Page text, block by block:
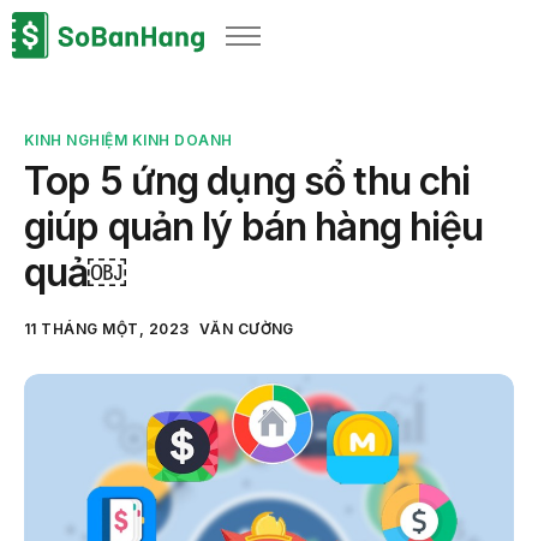
Sản phẩm
Bảng giá
Blog
Thông tin thuế
Về chúng tôi
KINH NGHIỆM KINH DOANH
Top 5 ứng dụng sổ thu chi
giúp quản lý bán hàng hiệu
quả￼
11 THÁNG MỘT, 2023 VĂN CƯỜNG